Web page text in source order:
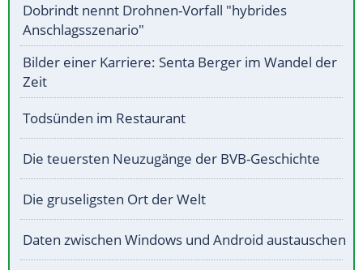
Dobrindt nennt Drohnen-Vorfall "hybrides
Anschlagsszenario"
Bilder einer Karriere: Senta Berger im Wandel der
Zeit
Todsünden im Restaurant
Die teuersten Neuzugänge der BVB-Geschichte
Die gruseligsten Ort der Welt
Daten zwischen Windows und Android austauschen